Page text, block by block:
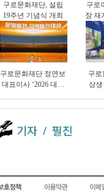
구로문화재단, 설립
19주년 기념식 개최
구로
장 재
한국
구로문화재단 정연보
대표이사 ‘2026 대한
구로
상